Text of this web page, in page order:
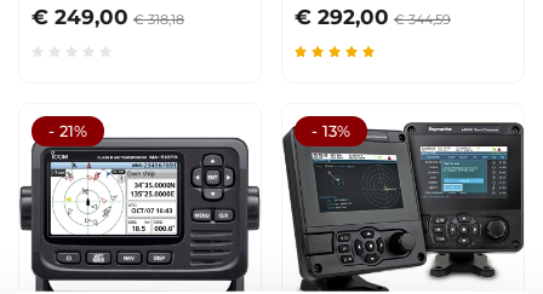
€ 249,00 € 318,18 € 292,00 € 344,59
- 21% - 13%